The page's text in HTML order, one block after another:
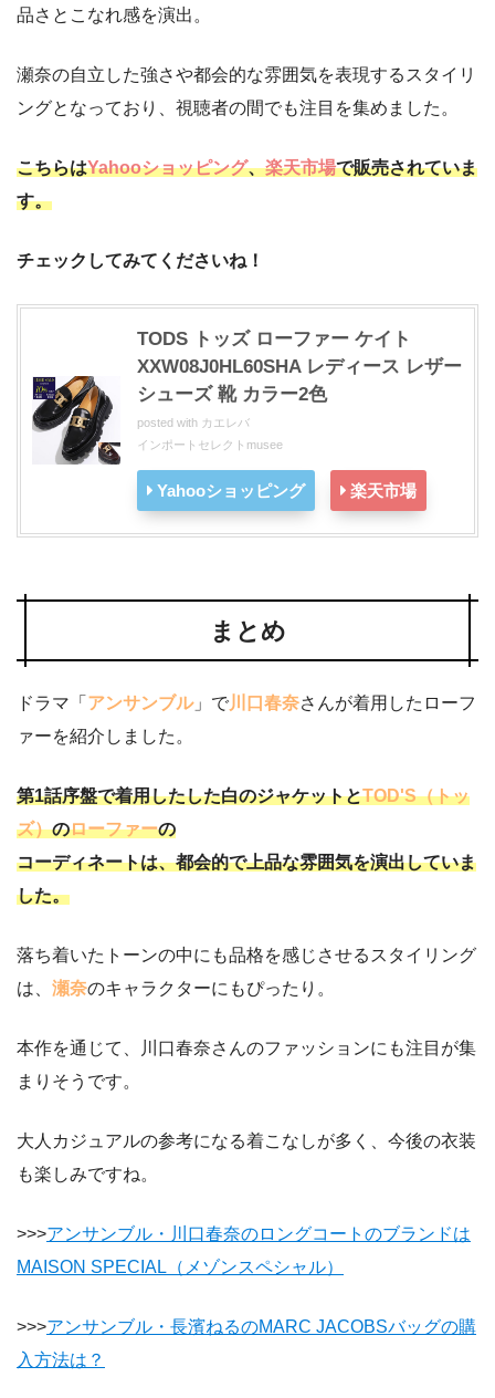
品さとこなれ感を演出。
瀬奈の自立した強さや都会的な雰囲気を表現するスタイリ
ングとなっており、視聴者の間でも注目を集めました。
こちらはYahooショッピング、楽天市場で販売されていま
す。
チェックしてみてくださいね！
TODS トッズ ローファー ケイト
XXW08J0HL60SHA レディース レザー
シューズ 靴 カラー2色
posted with カエレバ
インポートセレクトmusee
Yahooショッピング 楽天市場
まとめ
ドラマ「 アンサンブル」で川口春奈さんが着用したローフ
ァーを紹介しました。
第1話序盤で着用したした白のジャケットとTOD'S（トッ
ズ）のローファーの
コーディネートは、都会的で上品な雰囲気を演出していま
した。
落ち着いたトーンの中にも品格を感じさせるスタイリング
は、 瀬奈のキャラクターにもぴったり。
本作を通じて、川口春奈さんのファッションにも注目が集
まりそうです。
大人カジュアルの参考になる着こなしが多く、今後の衣装
も楽しみですね。
>>>アンサンブル・川口春奈のロングコートのブランドは
MAISON SPECIAL（メゾンスペシャル）
>>>アンサンブル・長濱ねるのMARC JACOBSバッグの購
入方法は？